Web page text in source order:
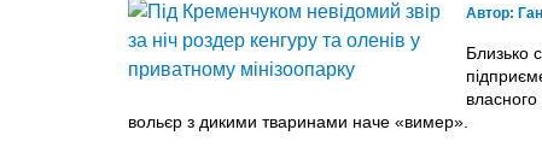
Автор:
Близько
вольєр з дикими тваринами наче «вимер».